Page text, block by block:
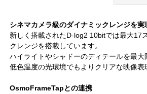
シネマカメラ級のダイナミックレンジを実
新しく搭載されたD-log2 10bitでは最大17
クレンジを搭載しています。
ハイライトやシャドーのディテールを最
低色温度の光環境でもよりクリアな映像表
OsmoFrameTapとの連携